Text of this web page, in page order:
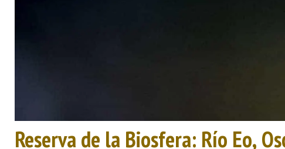
Reserva de la Biosfera: Río Eo,